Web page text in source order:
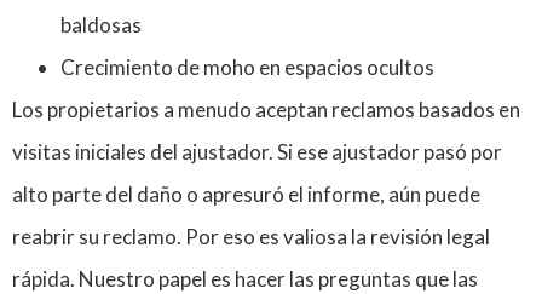
baldosas
Crecimiento de moho en espacios ocultos
Los propietarios a menudo aceptan reclamos basados en
visitas iniciales del ajustador. Si ese ajustador pasó por
alto parte del daño o apresuró el informe, aún puede
reabrir su reclamo. Por eso es valiosa la revisión legal
rápida. Nuestro papel es hacer las preguntas que las